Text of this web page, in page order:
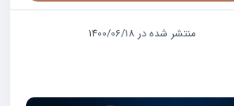
منتشر شده در 1400/06/18